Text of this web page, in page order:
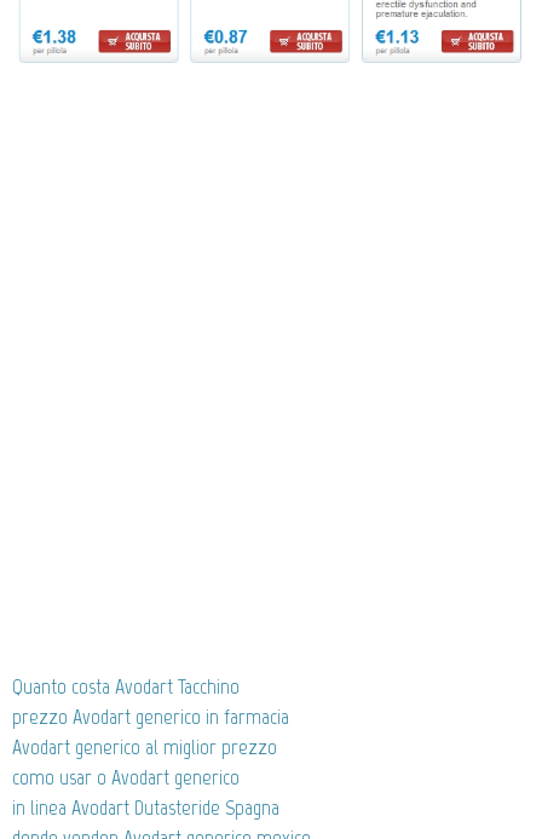
Quanto costa Avodart Tacchino
prezzo Avodart generico in farmacia
Avodart generico al miglior prezzo
como usar o Avodart generico
in linea Avodart Dutasteride Spagna